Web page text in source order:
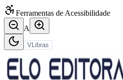
Ferramentas de Acessibilidade
A
VLibras